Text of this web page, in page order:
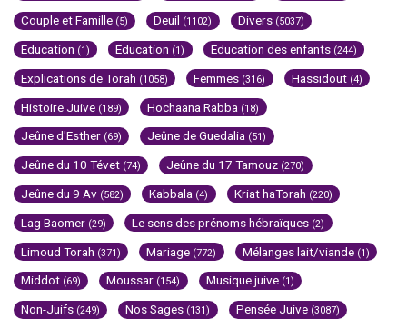
Couple et Famille (5) Deuil (1102) Divers (5037)
Education (1) Education (1) Education des enfants (244)
Explications de Torah (1058) Femmes (316) Hassidout (4)
Histoire Juive (189) Hochaana Rabba (18)
Jeûne d'Esther (69) Jeûne de Guedalia (51)
Jeûne du 10 Tévet (74) Jeûne du 17 Tamouz (270)
Jeûne du 9 Av (582) Kabbala (4) Kriat haTorah (220)
Lag Baomer (29) Le sens des prénoms hébraïques (2)
Limoud Torah (371) Mariage (772) Mélanges lait/viande (1)
Middot (69) Moussar (154) Musique juive (1)
Non-Juifs (249) Nos Sages (131) Pensée Juive (3087)